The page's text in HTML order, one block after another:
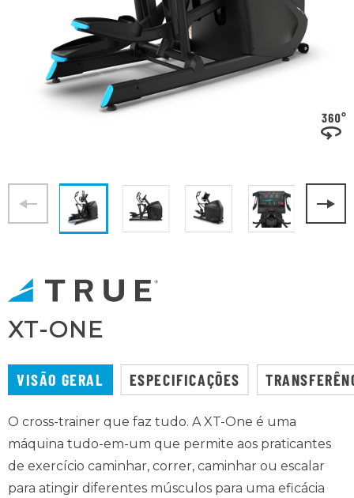
XT-ONE
VISÃO GERAL ESPECIFICAÇÕES
O cross-trainer que faz tudo. A XT-One é uma
máquina tudo-em-um que permite aos praticantes
de exercício caminhar, correr, caminhar ou escalar
para atingir diferentes músculos para uma eficácia